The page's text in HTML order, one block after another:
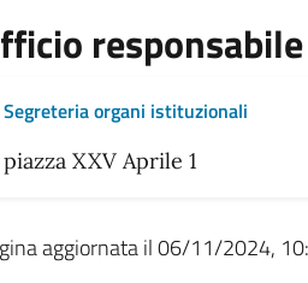
responsabile
Segreteria organi istituzionali
piazza XXV Aprile 1
aggiornata il 06/11/2024,